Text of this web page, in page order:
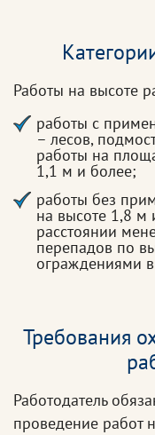
Работы на высоте
работы с
– лесов,
работы на
1,1 м и более;
работы без
на высоте 1,8 м
расстоянии
перепадов по
ограждениями
Требования
Работодатель
проведение работ